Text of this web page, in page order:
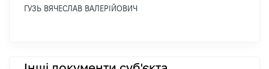
ГУЗЬ ВЯЧЕСЛАВ ВАЛЕРІЙОВИЧ